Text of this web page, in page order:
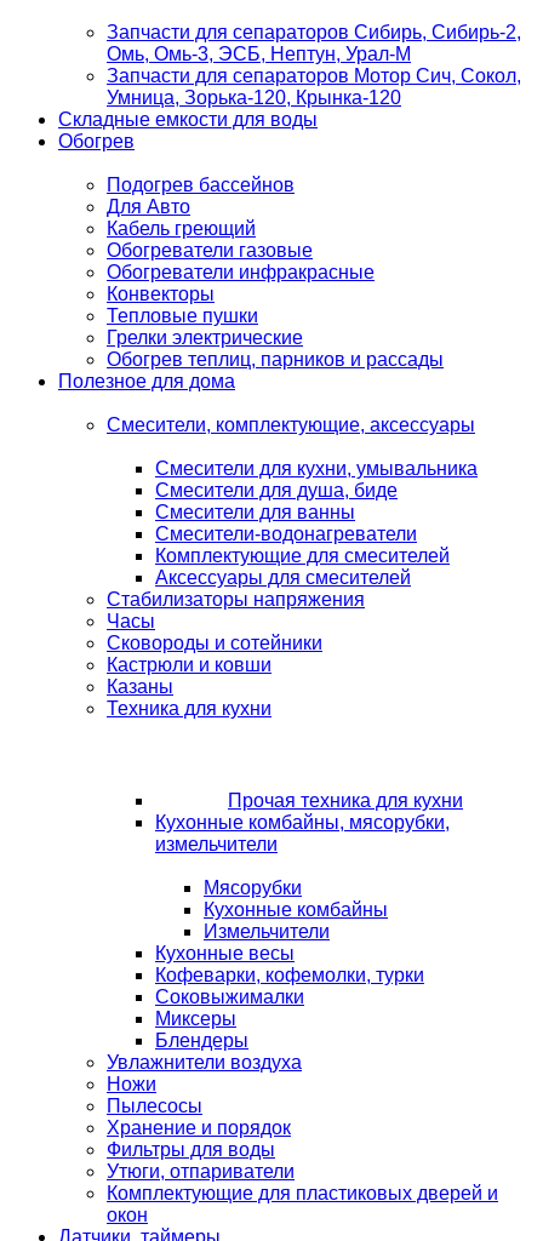
Запчасти для сепараторов Сибирь, Сибирь-2,
Омь, Омь-3, ЭСБ, Нептун, Урал-М
Запчасти для сепараторов Мотор Сич, Сокол,
Умница, Зорька-120, Крынка-120
Складные емкости для воды
Обогрев
Подогрев бассейнов
Для Авто
Кабель греющий
Обогреватели газовые
Обогреватели инфракрасные
Конвекторы
Тепловые пушки
Грелки электрические
Обогрев теплиц, парников и рассады
Полезное для дома
Смесители, комплектующие, аксессуары
Смесители для кухни, умывальника
Смесители для душа, биде
Смесители для ванны
Смесители-водонагреватели
Комплектующие для смесителей
Аксессуары для смесителей
Стабилизаторы напряжения
Часы
Сковороды и сотейники
Кастрюли и ковши
Казаны
Техника для кухни
Прочая техника для кухни
Кухонные комбайны, мясорубки,
измельчители
Мясорубки
Кухонные комбайны
Измельчители
Кухонные весы
Кофеварки, кофемолки, турки
Соковыжималки
Миксеры
Блендеры
Увлажнители воздуха
Ножи
Пылесосы
Хранение и порядок
Фильтры для воды
Утюги, отпариватели
Комплектующие для пластиковых дверей и
окон
Датчики, таймеры